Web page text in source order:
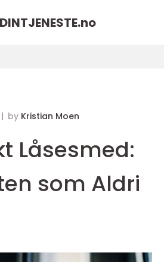
no
by Kristian Moen
Låsesmed:
som Aldri